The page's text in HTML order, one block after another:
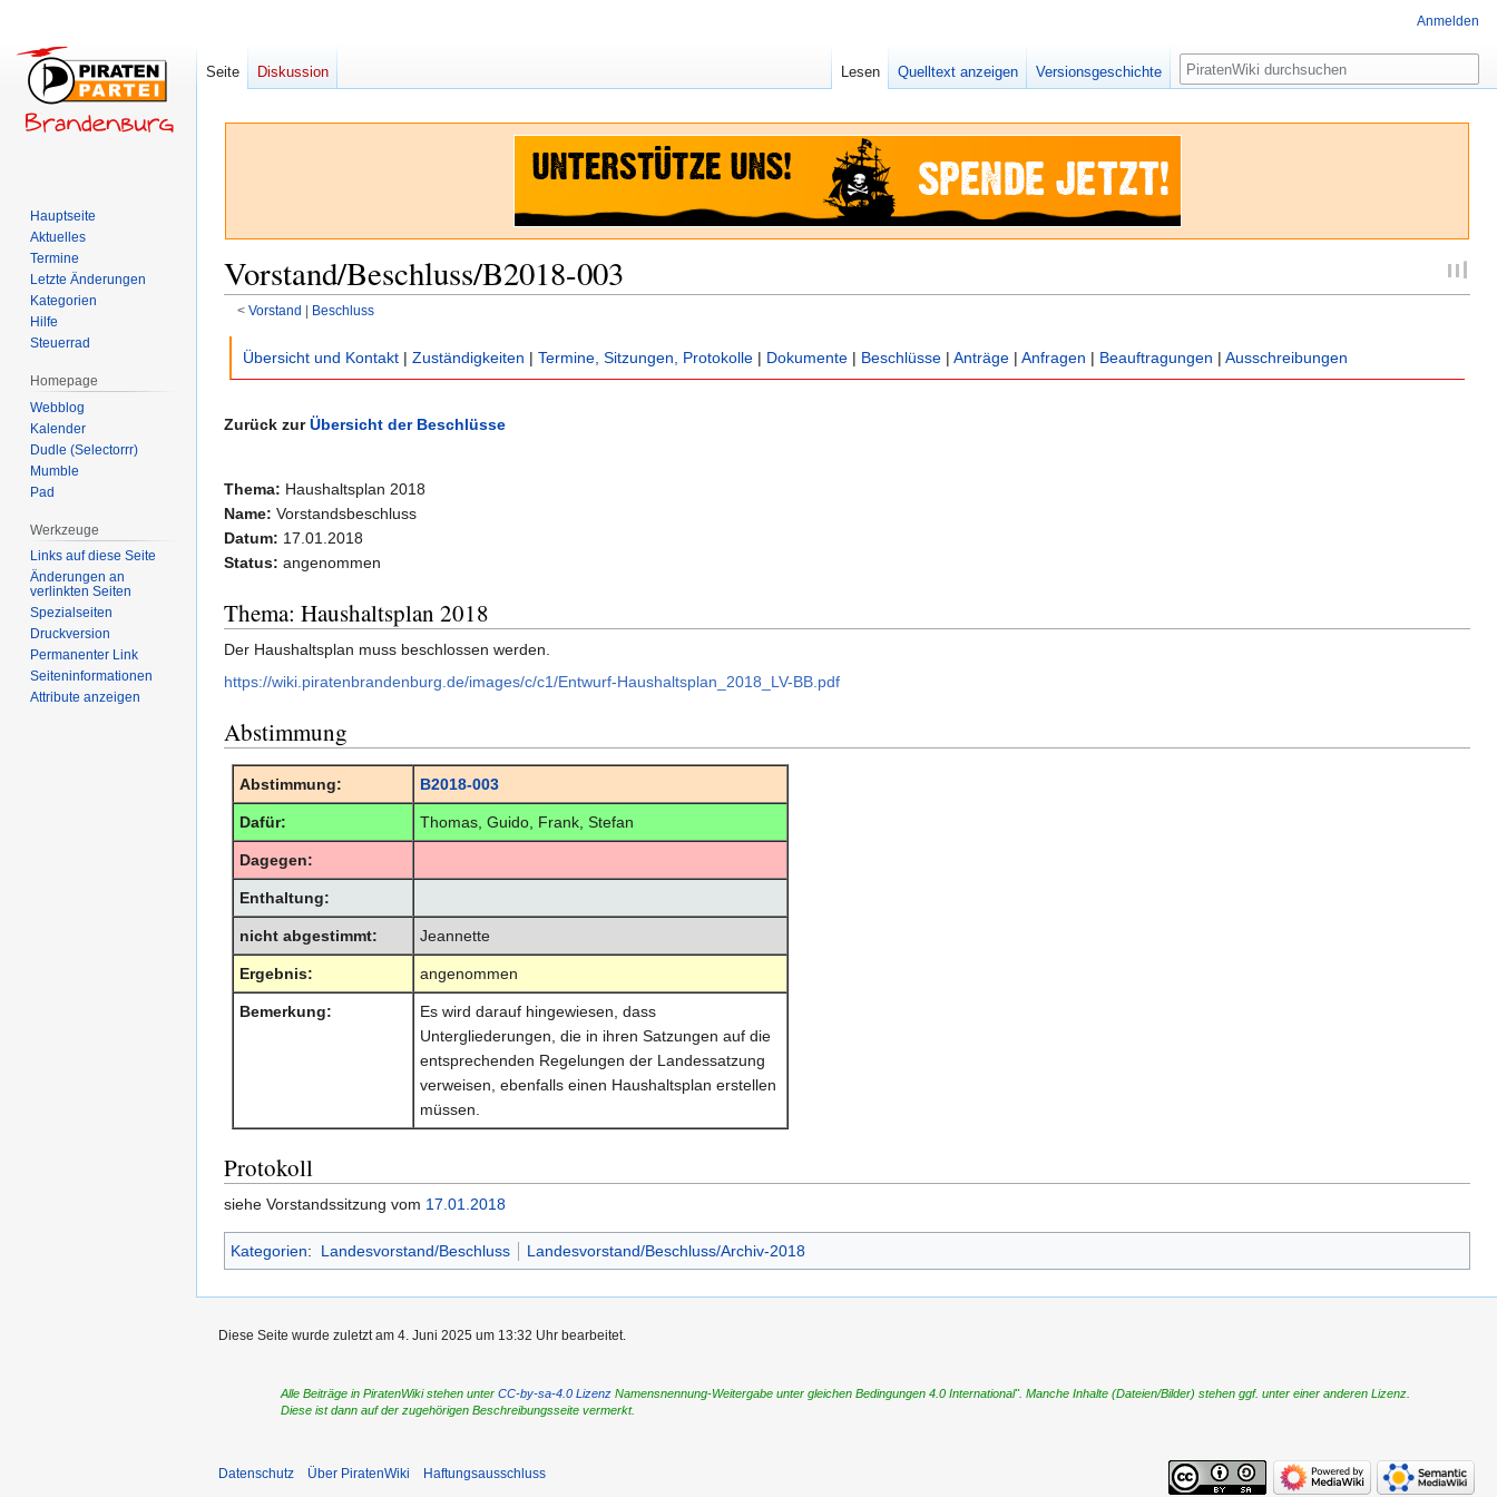
Vorstand/Beschluss/B2018-003
< Vorstand ‎ | Beschluss
Zur
Zur
Übersicht und Kontakt | Zuständigkeiten | Termine, Sitzungen, Protokolle | Dokumente | Beschlüsse | Anträge | Anfragen | Beauftragungen | Ausschreibungen
Zurück zurÜbersicht der Beschlüsse
Thema: Haushaltsplan 2018
Name: Vorstandsbeschluss
Datum: 17.01.2018
Status: angenommen
Thema: Haushaltsplan 2018
Der Haushaltsplan muss beschlossen werden.
https://wiki.piratenbrandenburg.de/images/c/c1/Entwurf-Haushaltsplan_2018_LV-BB.pdf
Abstimmung
Abstimmung: B2018-003
Dafür: Thomas, Guido, Frank, Stefan
Dagegen:
Enthaltung:
nicht abgestimmt: Jeannette
Ergebnis: angenommen
Bemerkung:
Es wird darauf hingewiesen, dass
Untergliederungen, die in ihren Satzungen auf die
entsprechenden Regelungen der Landessatzung
verweisen, ebenfalls einen Haushaltsplan erstellen
müssen.
Protokoll
siehe Vorstandssitzung vom 17.01.2018
Kategorien: Landesvorstand/Beschluss Landesvorstand/Beschluss/Archiv-2018
Anmelden
Seite Diskussion Lesen Quelltext anzeigen Versionsgeschichte Suche
Hauptseite
Aktuelles
Termine
Letzte Änderungen
Kategorien
Hilfe
Steuerrad
Homepage
Webblog
Kalender
Dudle (Selectorrr)
Mumble
Pad
Werkzeuge
Links auf diese Seite
Änderungen an
verlinkten Seiten
Spezialseiten
Druckversion
Permanenter Link
Seiten­­informationen
Attribute anzeigen
Diese Seite wurde zuletzt am 4. Juni 2025 um 13:32 Uhr bearbeitet.
Alle Beiträge in PiratenWiki stehen unterCC-by-sa-4.0 Lizenz Namensnennung-Weitergabe unter gleichen Bedingungen 4.0 International". Manche Inhalte (Dateien/Bilder) stehen ggf. unter einer anderen Lizenz.
Diese ist dann auf der zugehörigen Beschreibungsseite vermerkt.
Datenschutz Über PiratenWiki Haftungsausschluss